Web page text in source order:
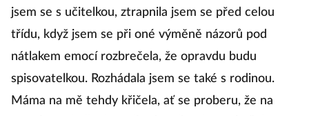
jsem se s učitelkou, ztrapnila jsem se před celou
třídu, když jsem se při oné výměně názorů pod
nátlakem emocí rozbrečela, že opravdu budu
spisovatelkou. Rozhádala jsem se také s rodinou.
Máma na mě tehdy křičela, ať se proberu, že na